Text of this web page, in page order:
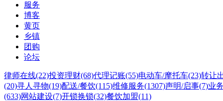
服务
博客
黄页
乡镇
团购
论坛
律师在线(22)投资理财(68)代理记账(55)电动车/摩托车(23)转让
(20)寻人寻物(19)配送/餐饮(115)维修服务(1307)声明/启事(7)业
(633)网站建设(7)开锁换锁(32)餐饮加盟(11)